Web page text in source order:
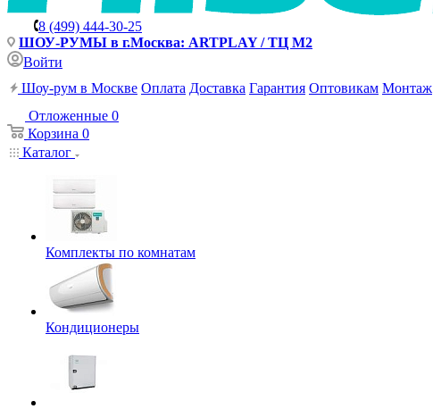
8 (499) 444-30-25
ШОУ-РУМЫ в г.Москва: ARTPLAY / ТЦ М2
Войти
Шоу-рум в Москве Оплата Доставка Гарантия Оптовикам Монтаж
Отложенные 0
Корзина 0
Каталог
Комплекты по комнатам
Кондиционеры